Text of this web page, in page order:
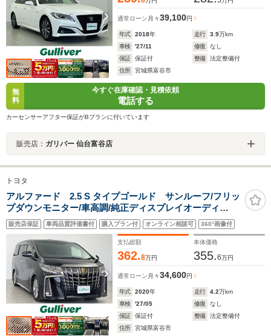
通常ローン 月々39,100円
年式 2018年 走行 3.9万km
車検
'27/11 修復
なし
保証
保証付 整備
法定整備付
住所
宮城県富谷市
無
料
今すぐ在庫確認・見積依頼
電話する
カーセンサーアフター保証がBプランに付いています
販売店： ガリバー 仙台富谷店
トヨタ
アルファード 2.5 S タイプゴールド サンルーフ/フリッ
プダウンモニター/車高調/純正ディスプレイオーディ
オ/Bluetooth/CD/DVD/両側電動ドア/ドライブレコーダー/
ビルトインETC/純正DVDデッキ/プッシュスタート/スマ
ートキー/LEDライト/禁煙車
販売店保証 車両品質評価書付 購入プラン付 オンライン相談可 360°画像付
支払総額
362.8万円
本体価格
355.6万円
通常ローン 月々34,600円
年式 2020年 走行 4.2万km
車検
'27/05 修復
なし
保証
保証付 整備
法定整備付
住所
宮城県富谷市